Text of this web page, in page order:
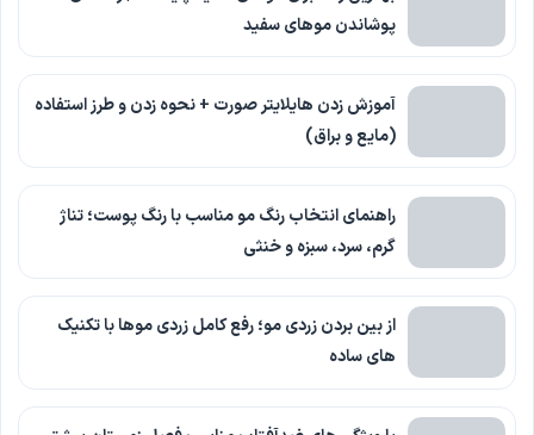
پوشاندن موهای سفید
آموزش زدن هایلایتر صورت + نحوه زدن و طرز استفاده
(مایع و براق)
راهنمای انتخاب رنگ مو مناسب با رنگ پوست؛ تناژ
گرم، سرد، سبزه و خنثی
از بین بردن زردی مو؛ رفع کامل زردی موها با تکنیک
های ساده